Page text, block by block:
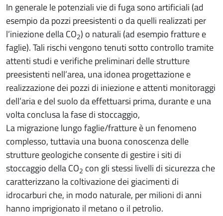
In generale le potenziali vie di fuga sono artificiali (ad
esempio da pozzi preesistenti o da quelli realizzati per
l’iniezione della CO2) o naturali (ad esempio fratture e
faglie). Tali rischi vengono tenuti sotto controllo tramite
attenti studi e verifiche preliminari delle strutture
preesistenti nell’area, una idonea progettazione e
realizzazione dei pozzi di iniezione e attenti monitoraggi
dell’aria e del suolo da effettuarsi prima, durante e una
volta conclusa la fase di stoccaggio,
La migrazione lungo faglie/fratture è un fenomeno
complesso, tuttavia una buona conoscenza delle
strutture geologiche consente di gestire i siti di
stoccaggio della CO2 con gli stessi livelli di sicurezza che
caratterizzano la coltivazione dei giacimenti di
idrocarburi che, in modo naturale, per milioni di anni
hanno imprigionato il metano o il petrolio.